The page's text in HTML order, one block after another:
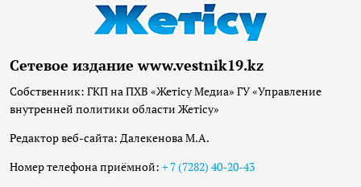
Сетевое издание www.vestnik19.kz
Собственник: ГКП на ПХВ «Жетісу Медиа» ГУ «Управление
внутренней политики области Жетісу»
Редактор веб-сайта: Далекенова М.А.
Номер телефона приёмной: + 7 (7282) 40-20-43